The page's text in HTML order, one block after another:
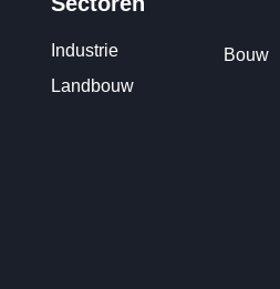
Industrie
Landbouw
Bouw